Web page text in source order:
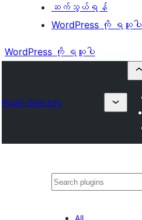
ဆက်သွယ်ရန်
WordPress ကို ရယူပါ
WordPress ကို ရယူပါ
Plugin Directory
ရှာ
All